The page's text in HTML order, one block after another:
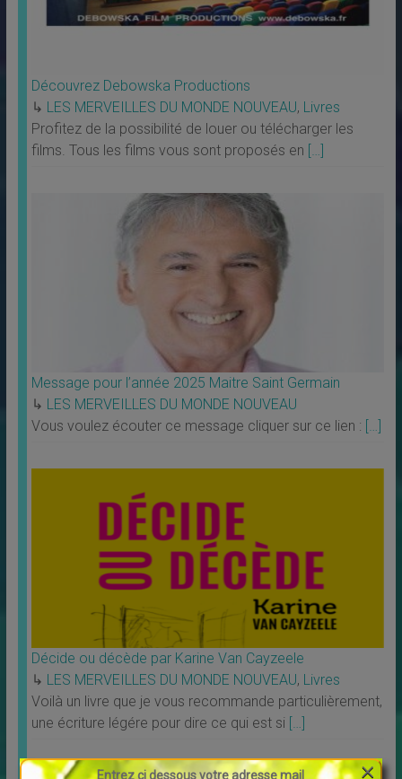
Découvrez Debowska Productions
↳ LES MERVEILLES DU MONDE NOUVEAU, Livres
Profitez de la possibilité de louer ou télécharger les
films. Tous les films vous sont proposés en […]
Message pour l’année 2025 Maitre Saint Germain
↳ LES MERVEILLES DU MONDE NOUVEAU
Vous voulez écouter ce message cliquer sur ce lien : […]
Décide ou décède par Karine Van Cayzeele
↳ LES MERVEILLES DU MONDE NOUVEAU, Livres
Voilà un livre que je vous recommande particulièrement,
une écriture légére pour dire ce qui est si […]
Entrez ci dessous votre adresse mail ×